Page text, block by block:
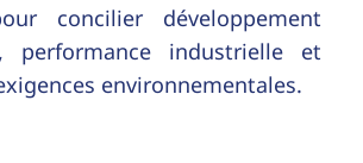
concilier développement
performance industrielle et
environnementales.